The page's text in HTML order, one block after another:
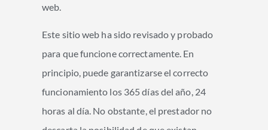
web.
Este sitio web ha sido revisado y probado
para que funcione correctamente. En
principio, puede garantizarse el correcto
funcionamiento los 365 días del año, 24
horas al día. No obstante, el prestador no